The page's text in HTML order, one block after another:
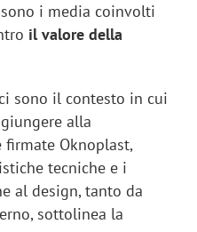
i media coinvolti
il valore della
sono il contesto in cui
alla
Oknoplast,
tecniche e i
al design, tanto da
sottolinea la